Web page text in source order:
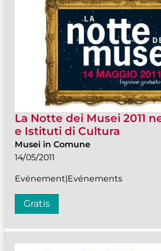
La Notte dei Musei 2011
e Istituti di Cultura
Musei in Comune
14/05/2011
Evénement|Evénements
Gratis